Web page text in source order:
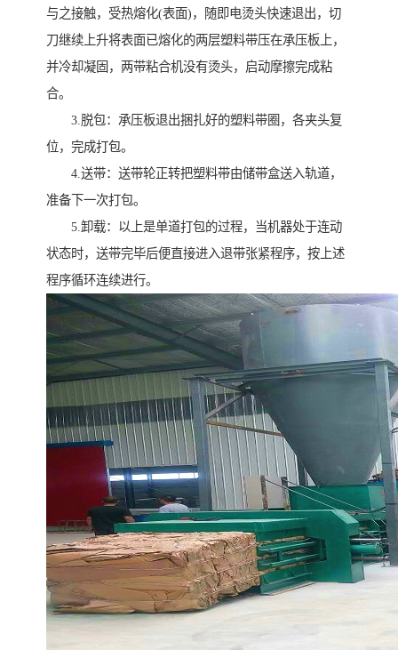
与之接触，受热熔化(表面)，随即电烫头快速退出，切
刀继续上升将表面已熔化的两层塑料带压在承压板上，
并冷却凝固，两带粘合机没有烫头，启动摩擦完成粘
合。
3.脱包：承压板退出捆扎好的塑料带圈，各夹头复
位，完成打包。
4.送带：送带轮正转把塑料带由储带盒送入轨道，
准备下一次打包。
5.卸载：以上是单道打包的过程，当机器处于连动
状态时，送带完毕后便直接进入退带张紧程序，按上述
程序循环连续进行。